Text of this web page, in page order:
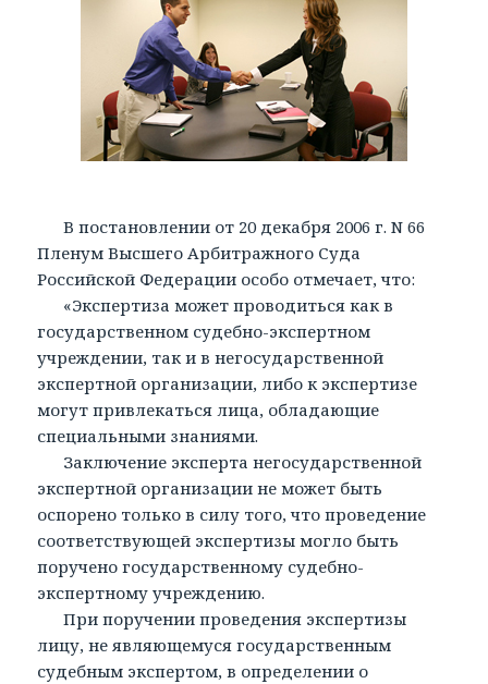
В постановлении от 20 декабря 2006 г. N 66
Пленум Высшего Арбитражного Суда
Российской Федерации особо отмечает, что:
«Экспертиза может проводиться как в
государственном судебно-экспертном
учреждении, так и в негосударственной
экспертной организации, либо к экспертизе
могут привлекаться лица, обладающие
специальными знаниями.
Заключение эксперта негосударственной
экспертной организации не может быть
оспорено только в силу того, что проведение
соответствующей экспертизы могло быть
поручено государственному судебно-
экспертному учреждению.
При поручении проведения экспертизы
лицу, не являющемуся государственным
судебным экспертом, в определении о